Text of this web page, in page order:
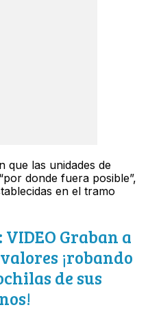
que las unidades de
donde fuera posible”,
en el tramo
Graban a
¡robando
de sus